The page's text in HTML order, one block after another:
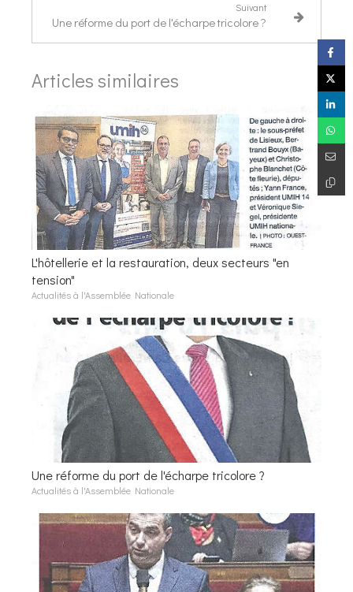
Suivant
Une réforme du port de l'écharpe tricolore ?
Articles similaires
L'hôtellerie et la restauration, deux secteurs "en
tension"
Actualités à l'Assemblée Nationale
Une réforme du port de l'écharpe tricolore ?
Actualités à l'Assemblée Nationale